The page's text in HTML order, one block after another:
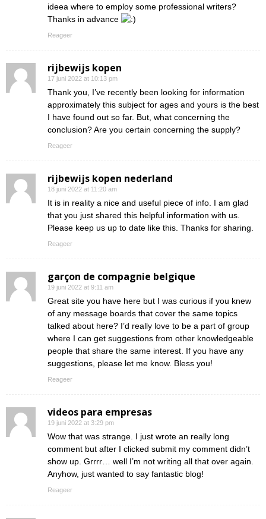
ideea where to employ some professional writers?
Thanks in advance
Reageer
rijbewijs kopen
17 juni 2022 at 10:13 pm
Thank you, I’ve recently been looking for information
approximately this subject for ages and yours is the best
I have found out so far. But, what concerning the
conclusion? Are you certain concerning the supply?
Reageer
rijbewijs kopen nederland
18 juni 2022 at 11:20 am
It is in reality a nice and useful piece of info. I am glad
that you just shared this helpful information with us.
Please keep us up to date like this. Thanks for sharing.
Reageer
garçon de compagnie belgique
19 juni 2022 at 9:11 am
Great site you have here but I was curious if you knew
of any message boards that cover the same topics
talked about here? I’d really love to be a part of group
where I can get suggestions from other knowledgeable
people that share the same interest. If you have any
suggestions, please let me know. Bless you!
Reageer
videos para empresas
19 juni 2022 at 3:29 pm
Wow that was strange. I just wrote an really long
comment but after I clicked submit my comment didn’t
show up. Grrrr… well I’m not writing all that over again.
Anyhow, just wanted to say fantastic blog!
Reageer